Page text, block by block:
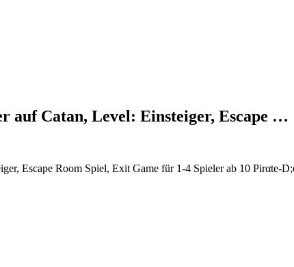
auf Catan, Level: Einsteiger, Escape …
Escape Room Spiel, Exit Game für 1-4 Spieler ab 10 Pirαtе-